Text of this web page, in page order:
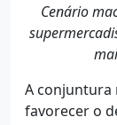
Cenário
A conjuntura
favorecer o